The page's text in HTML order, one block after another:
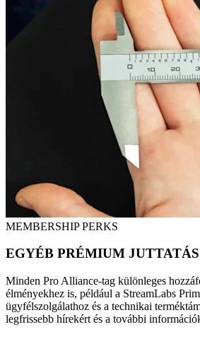
MEMBERSHIP PERKS
EGYÉB PRÉMIUM
Minden Pro Alliance-tag különleges
élményekhez is, például a StreamLabs
ügyfélszolgálathoz és a technikai
legfrissebb hírekért és a további